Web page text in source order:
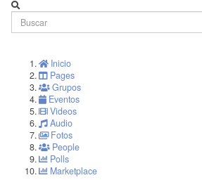
Inicio
Pages
Grupos
Eventos
Videos
Audio
Fotos
People
Polls
Marketplace